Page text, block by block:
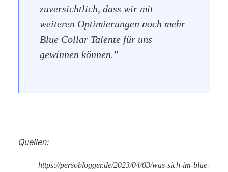
zuversichtlich, dass wir mit
weiteren Optimierungen noch mehr
Blue Collar Talente für uns
gewinnen können."
Quellen:
https://persoblogger.de/2023/04/03/was-sich-im-blue-